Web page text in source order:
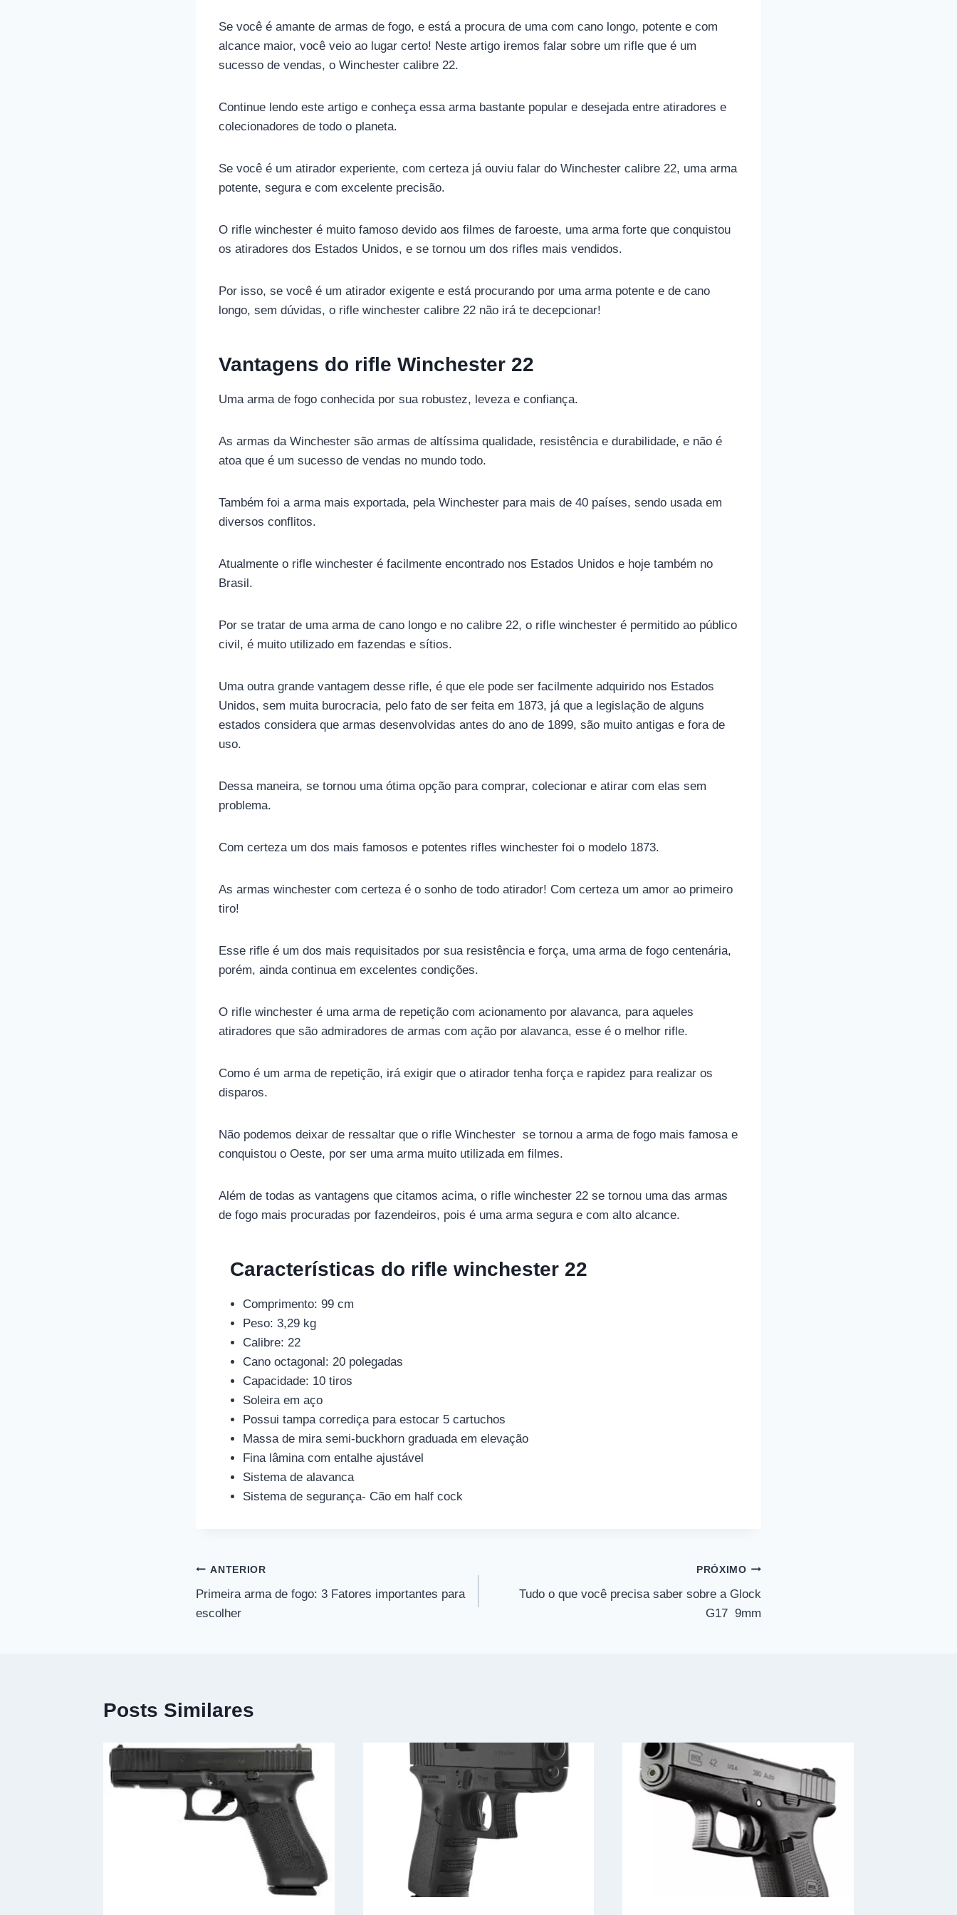
Se você é amante de armas de fogo, e está a procura de uma com cano longo, potente e com
alcance maior, você veio ao lugar certo! Neste artigo iremos falar sobre um rifle que é um
sucesso de vendas, o Winchester calibre 22.
Continue lendo este artigo e conheça essa arma bastante popular e desejada entre atiradores e
colecionadores de todo o planeta.
Se você é um atirador experiente, com certeza já ouviu falar do Winchester calibre 22, uma arma
potente, segura e com excelente precisão.
O rifle winchester é muito famoso devido aos filmes de faroeste, uma arma forte que conquistou
os atiradores dos Estados Unidos, e se tornou um dos rifles mais vendidos.
Por isso, se você é um atirador exigente e está procurando por uma arma potente e de cano
longo, sem dúvidas, o rifle winchester calibre 22 não irá te decepcionar!
Vantagens do rifle Winchester 22
Uma arma de fogo conhecida por sua robustez, leveza e confiança.
As armas da Winchester são armas de altíssima qualidade, resistência e durabilidade, e não é
atoa que é um sucesso de vendas no mundo todo.
Também foi a arma mais exportada, pela Winchester para mais de 40 países, sendo usada em
diversos conflitos.
Atualmente o rifle winchester é facilmente encontrado nos Estados Unidos e hoje também no
Brasil.
Por se tratar de uma arma de cano longo e no calibre 22, o rifle winchester é permitido ao público
civil, é muito utilizado em fazendas e sítios.
Uma outra grande vantagem desse rifle, é que ele pode ser facilmente adquirido nos Estados
Unidos, sem muita burocracia, pelo fato de ser feita em 1873, já que a legislação de alguns
estados considera que armas desenvolvidas antes do ano de 1899, são muito antigas e fora de
uso.
Dessa maneira, se tornou uma ótima opção para comprar, colecionar e atirar com elas sem
problema.
Com certeza um dos mais famosos e potentes rifles winchester foi o modelo 1873.
As armas winchester com certeza é o sonho de todo atirador! Com certeza um amor ao primeiro
tiro!
Esse rifle é um dos mais requisitados por sua resistência e força, uma arma de fogo centenária,
porém, ainda continua em excelentes condições.
O rifle winchester é uma arma de repetição com acionamento por alavanca, para aqueles
atiradores que são admiradores de armas com ação por alavanca, esse é o melhor rifle.
Como é um arma de repetição, irá exigir que o atirador tenha força e rapidez para realizar os
disparos.
Não podemos deixar de ressaltar que o rifle Winchester se tornou a arma de fogo mais famosa e
conquistou o Oeste, por ser uma arma muito utilizada em filmes.
Além de todas as vantagens que citamos acima, o rifle winchester 22 se tornou uma das armas
de fogo mais procuradas por fazendeiros, pois é uma arma segura e com alto alcance.
Características do rifle winchester 22
Comprimento: 99 cm
Peso: 3,29 kg
Calibre: 22
Cano octagonal: 20 polegadas
Capacidade: 10 tiros
Soleira em aço
Possui tampa corrediça para estocar 5 cartuchos
Massa de mira semi-buckhorn graduada em elevação
Fina lâmina com entalhe ajustável
Sistema de alavanca
Sistema de segurança- Cão em half cock
Navegação
de
ANTERIOR
Primeira arma de fogo: 3 Fatores importantes para
escolher
PRÓXIMO
Tudo o que você precisa saber sobre a Glock
G17 9mm
Posts Similares